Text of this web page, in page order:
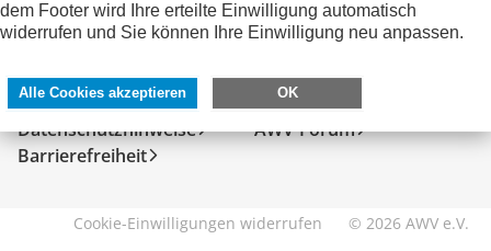
SERVICE
Kontakt
Impressum
Datenschutzhinweise
Barrierefreiheit
DIREKT ZU
FeRD
eXTra
AWV-Forum
Cookie-Einwilligungen widerrufen © 2026 AWV e.V.
dem Footer wird Ihre erteilte Einwilligung automatisch
widerrufen und Sie können Ihre Einwilligung neu anpassen.
Alle Cookies akzeptieren OK